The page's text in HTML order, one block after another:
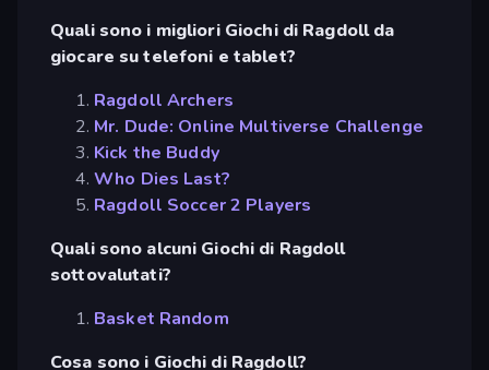
Quali sono i migliori Giochi di Ragdoll da
giocare su telefoni e tablet?
Ragdoll Archers
Mr. Dude: Online Multiverse Challenge
Kick the Buddy
Who Dies Last?
Ragdoll Soccer 2 Players
Quali sono alcuni Giochi di Ragdoll
sottovalutati?
Basket Random
Cosa sono i Giochi di Ragdoll?